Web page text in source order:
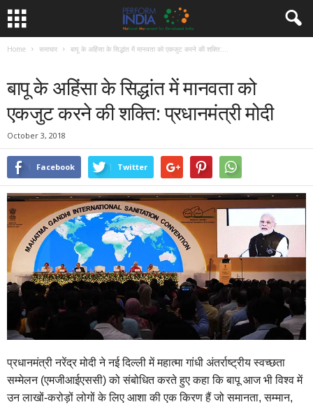
Home समाचार बापू के अहिंसा के सिद्धांत में मानवता को एकजुट करने की शक्ति:...
बापू के अहिंसा के सिद्धांत में मानवता को
एकजुट करने की शक्ति: प्रधानमंत्री मोदी
October 3, 2018
Facebook Twitter
प्रधानमंत्री नरेंद्र मोदी ने नई दिल्ली में महात्मा गांधी अंतर्राष्ट्रीय स्वच्छता
सम्मेलन (एमजीआईएससी) को संबोधित करते हुए कहा कि बापू आज भी विश्व में
उन लाखों-करोड़ों लोगों के लिए आशा की एक किरण हैं जो समानता, सम्मान,